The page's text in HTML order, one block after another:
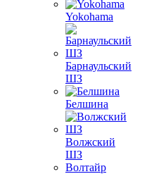
Yokohama
Барнаульский
ШЗ
Белшина
Волжский
ШЗ
Волтайр